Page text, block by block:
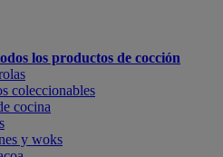
los productos de cocción
coleccionables
cocina
y woks